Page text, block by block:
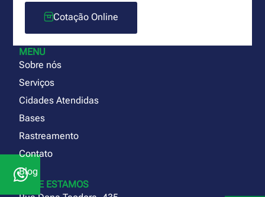
Cotação Online
MENU
Sobre nós
Serviços
Cidades Atendidas
Bases
Rastreamento
Contato
Blog
ONDE ESTAMOS